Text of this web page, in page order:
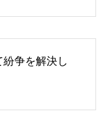
争を解決し